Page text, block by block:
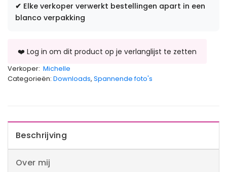
✔ Elke verkoper verwerkt bestellingen apart in een
blanco verpakking
Verkoper: Michelle
Categorieën: Downloads, Spannende foto's
Beschrijving
Over mij